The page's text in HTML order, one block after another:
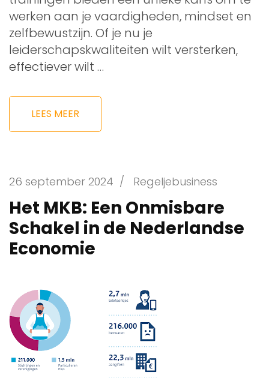
werken aan je vaardigheden, mindset en
zelfbewustzijn. Of je nu je
leiderschapskwaliteiten wilt versterken,
effectiever wilt …
LEES MEER
26 september 2024 / Regeljebusiness
Het MKB: Een Onmisbare
Schakel in de Nederlandse
Economie